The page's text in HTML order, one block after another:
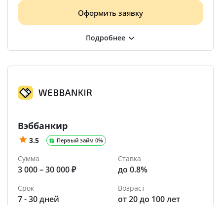
Оформить заявку
Вэббанкир
3.5 Первый займ 0%
Сумма
3 000 – 30 000 ₽
Ставка
до 0.8%
Срок
7 - 30 дней
Возраст
от 20 до 100 лет